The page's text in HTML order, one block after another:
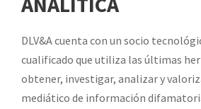
DLV&A cuenta con un socio
cualificado que utiliza las últimas
obtener, investigar, analizar y
mediático de información